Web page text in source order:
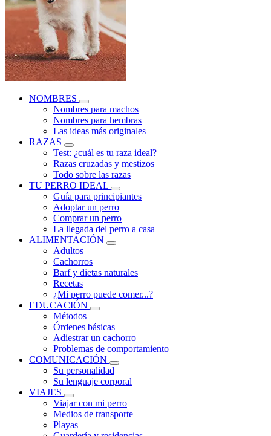
NOMBRES
Nombres para machos
Nombres para hembras
Las ideas más originales
RAZAS
Test: ¿cuál es tu raza ideal?
Razas cruzadas y mestizos
Todo sobre las razas
TU PERRO IDEAL
Guía para principiantes
Adoptar un perro
Comprar un perro
La llegada del perro a casa
ALIMENTACIÓN
Adultos
Cachorros
Barf y dietas naturales
Recetas
¿Mi perro puede comer...?
EDUCACIÓN
Métodos
Órdenes básicas
Adiestrar un cachorro
Problemas de comportamiento
COMUNICACIÓN
Su personalidad
Su lenguaje corporal
VIAJES
Viajar con mi perro
Medios de transporte
Playas